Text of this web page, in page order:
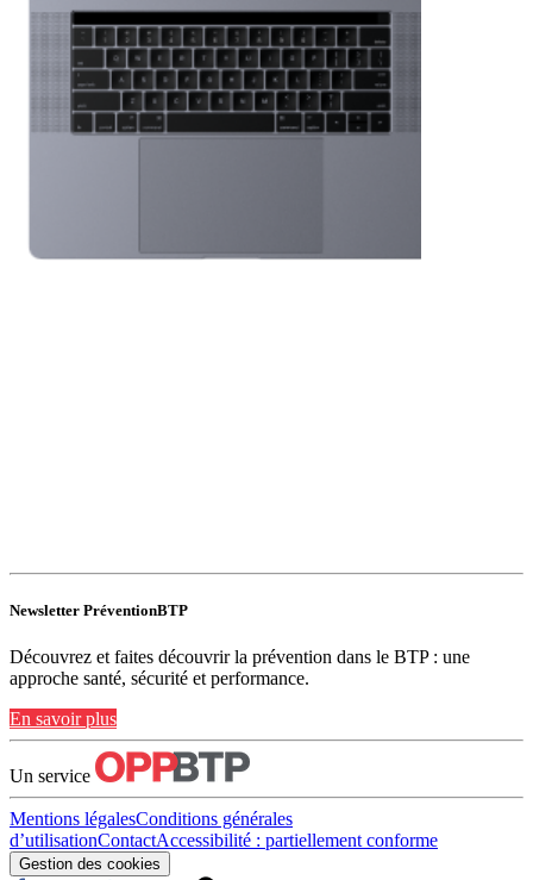
Newsletter PréventionBTP
Découvrez et faites découvrir la prévention dans le BTP : une
approche santé, sécurité et performance.
En savoir plus
Un service
Mentions légalesConditions générales
d’utilisationContactAccessibilité : partiellement conforme
Gestion des cookies